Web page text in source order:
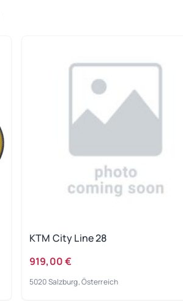
KTM City Line 28
919,00 €
5020 Salzburg, Österreich